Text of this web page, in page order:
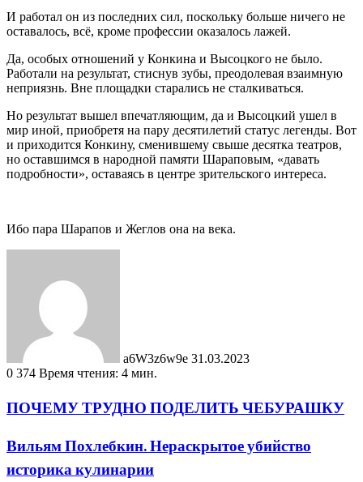
И работал он из последних сил, поскольку больше ничего не
оставалось, всё, кроме профессии оказалось лажей.
Да, особых отношений у Конкина и Высоцкого не было.
Работали на результат, стиснув зубы, преодолевая взаимную
неприязнь. Вне площадки старались не сталкиваться.
Но результат вышел впечатляющим, да и Высоцкий ушел в
мир иной, приобретя на пару десятилетий статус легенды. Вот
и приходится Конкину, сменившему свыше десятка театров,
но оставшимся в народной памяти Шараповым, «давать
подробности», оставаясь в центре зрительского интереса.
Ибо пара Шарапов и Жеглов она на века.
a6W3z6w9e 31.03.2023
0 374 Время чтения: 4 мин.
ПОЧЕМУ ТРУДНО ПОДЕЛИТЬ ЧЕБУРАШКУ
Вильям Похлебкин. Нераскрытое убийство
историка кулинарии